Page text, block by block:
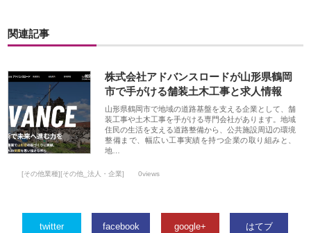
関連記事
株式会社アドバンスロードが山形県鶴岡
市で手がける舗装土木工事と求人情報
山形県鶴岡市で地域の道路基盤を支える企業として、舗
装工事や土木工事を手がける専門会社があります。地域
住民の生活を支える道路整備から、公共施設周辺の環境
整備まで、幅広い工事実績を持つ企業の取り組みと、
地…
[その他業種][その他_法人・企業] 0views
twitter facebook google+ はてブ